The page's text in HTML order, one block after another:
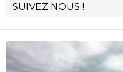
SUIVEZ NOUS !